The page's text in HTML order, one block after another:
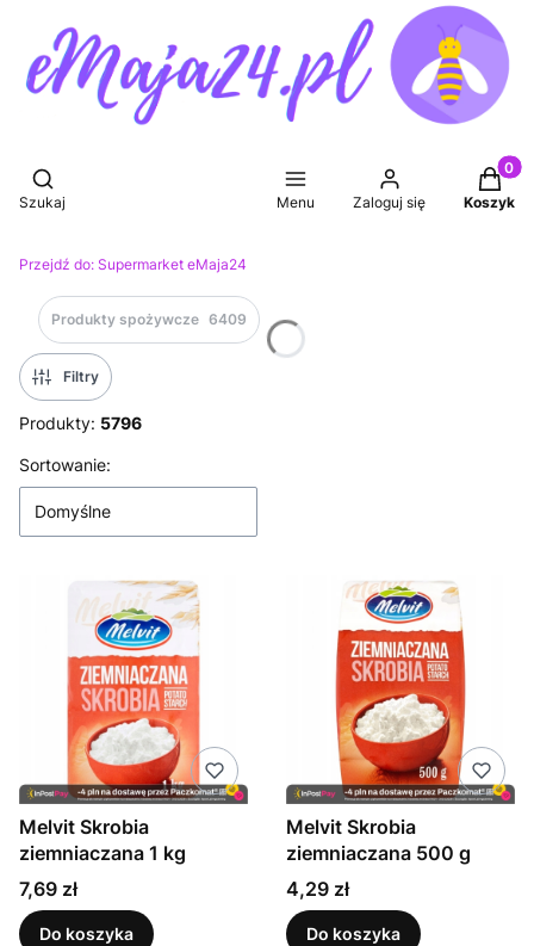
Otwórz wyszukiwarkę
Szukaj Menu Zaloguj się Koszyk
Przejdź do: Supermarket eMaja24
Produkty spożywcze 6409
Filtry
Produkty: 5796
Lista produktów
Sortowanie:
Domyślne
Melvit Skrobia
ziemniaczana 1 kg
Cena
7,69 zł
Do koszyka
Melvit Skrobia
ziemniaczana 500 g
Cena
4,29 zł
Do koszyka